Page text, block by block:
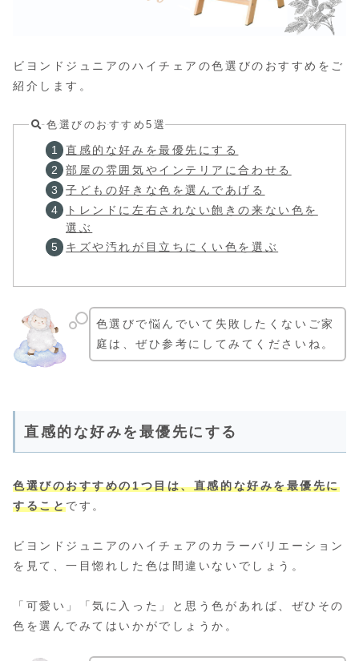
ビヨンドジュニアのハイチェアの色選びのおすすめをご
紹介します。
色選びのおすすめ5選
直感的な好みを最優先にする
部屋の雰囲気やインテリアに合わせる
子どもの好きな色を選んであげる
トレンドに左右されない飽きの来ない色を
選ぶ
キズや汚れが目立ちにくい色を選ぶ
色選びで悩んでいて失敗したくないご家
庭は、ぜひ参考にしてみてくださいね。
直感的な好みを最優先にする
色選びのおすすめの1つ目は、直感的な好みを最優先に
することです。
ビヨンドジュニアのハイチェアのカラーバリエーション
を見て、一目惚れした色は間違いないでしょう。
「可愛い」「気に入った」と思う色があれば、ぜひその
色を選んでみてはいかがでしょうか。